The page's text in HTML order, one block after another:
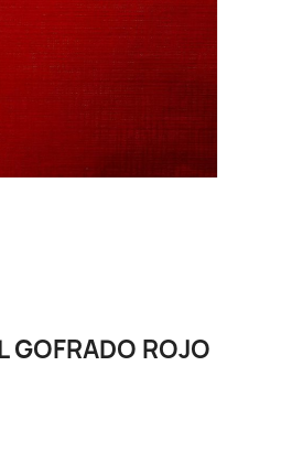
GOFRADO ROJO